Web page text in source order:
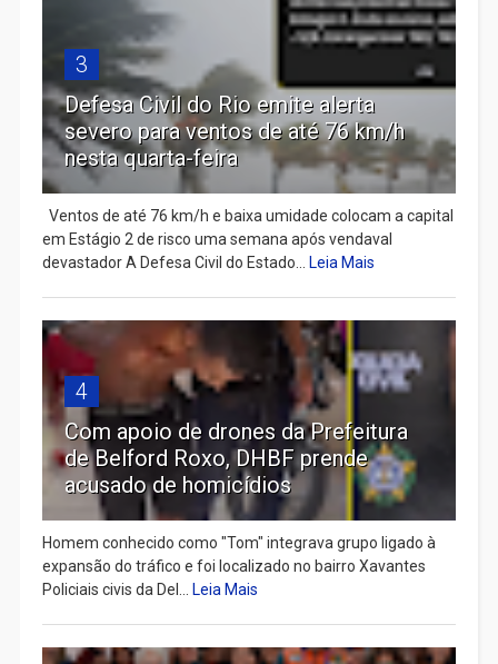
3
Defesa Civil do Rio emite alerta
severo para ventos de até 76 km/h
nesta quarta-feira
Ventos de até 76 km/h e baixa umidade colocam a capital
em Estágio 2 de risco uma semana após vendaval
devastador A Defesa Civil do Estado... Leia Mais
4
Com apoio de drones da Prefeitura
de Belford Roxo, DHBF prende
acusado de homicídios
Homem conhecido como "Tom" integrava grupo ligado à
expansão do tráfico e foi localizado no bairro Xavantes
Policiais civis da Del... Leia Mais